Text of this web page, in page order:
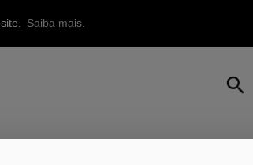
Saiba mais.
search